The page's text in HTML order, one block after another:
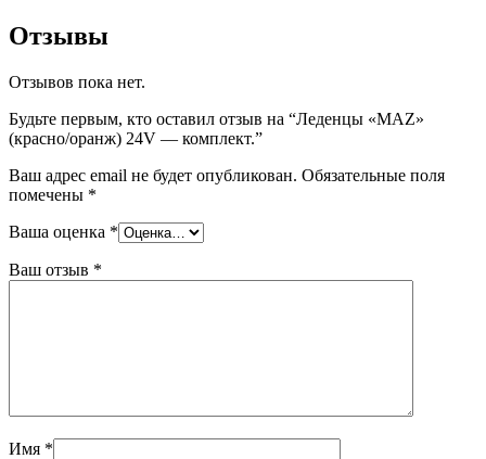
Отзывы
Отзывов пока нет.
Будьте первым, кто оставил отзыв на “Леденцы «MAZ»
(красно/оранж) 24V — комплект.”
Ваш адрес email не будет опубликован. Обязательные поля
помечены *
Ваша оценка *
Ваш отзыв *
Имя *